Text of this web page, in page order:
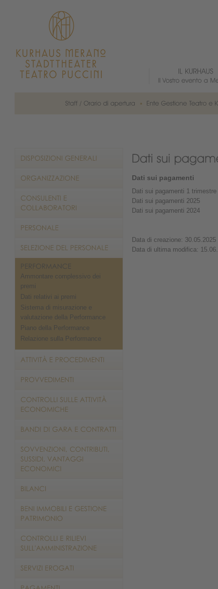
Ammontare complessivo dei
premi
Dati relativi ai premi
Sistema di misurazione e
valutazione della Performance
Piano della Performance
Relazione sulla Performance
Dati sui pagamenti
Dati sui pagamenti 1 trimestre
Dati sui pagamenti 2025
Dati sui pagamenti 2024
Data di creazione: 30.05.2025
Data di ultima modifica: